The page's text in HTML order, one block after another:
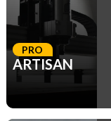
ARTISAN
PRO